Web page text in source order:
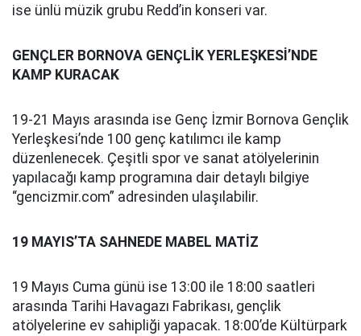
ise ünlü müzik grubu Redd’in konseri var.
GENÇLER BORNOVA GENÇLİK YERLEŞKESİ’NDE
KAMP KURACAK
19-21 Mayıs arasında ise Genç İzmir Bornova Gençlik
Yerleşkesi’nde 100 genç katılımcı ile kamp
düzenlenecek. Çeşitli spor ve sanat atölyelerinin
yapılacağı kamp programına dair detaylı bilgiye
“gencizmir.com” adresinden ulaşılabilir.
19 MAYIS’TA SAHNEDE MABEL MATİZ
19 Mayıs Cuma günü ise 13:00 ile 18:00 saatleri
arasında Tarihi Havagazı Fabrikası, gençlik
atölyelerine ev sahipliği yapacak. 18:00’de Kültürpark